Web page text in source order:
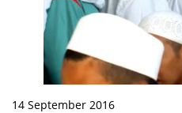
14 September 2016